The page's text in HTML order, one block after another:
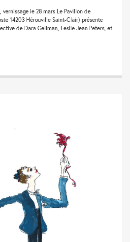
vernissage le 28 mars Le Pavillon de
14203 Hérouville Saint-Clair) présente
de Dara Gellman, Leslie Jean Peters, et